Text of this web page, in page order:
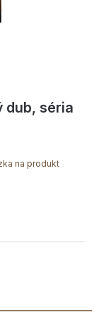
dub, séria
na produkt